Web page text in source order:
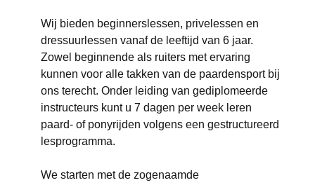
Wij bieden beginnerslessen, privelessen en
dressuurlessen vanaf de leeftijd van 6 jaar.
Zowel beginnende als ruiters met ervaring
kunnen voor alle takken van de paardensport bij
ons terecht. Onder leiding van gediplomeerde
instructeurs kunt u 7 dagen per week leren
paard- of ponyrijden volgens een gestructureerd
lesprogramma.
We starten met de zogenaamde